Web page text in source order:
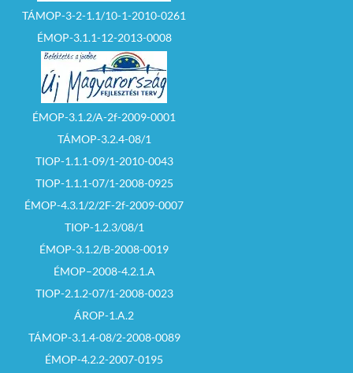
TÁMOP-3-2-1.1/10-1-2010-0261
ÉMOP-3.1.1-12-2013-0008
ÉMOP-3.1.2/A-2f-2009-0001
TÁMOP-3.2.4-08/1
TIOP-1.1.1-09/1-2010-0043
TIOP-1.1.1-07/1-2008-0925
ÉMOP-4.3.1/2/2F-2f-2009-0007
TIOP-1.2.3/08/1
ÉMOP-3.1.2/B-2008-0019
ÉMOP–2008-4.2.1.A
TIOP-2.1.2-07/1-2008-0023
ÁROP-1.A.2
TÁMOP-3.1.4-08/2-2008-0089
ÉMOP-4.2.2-2007-0195